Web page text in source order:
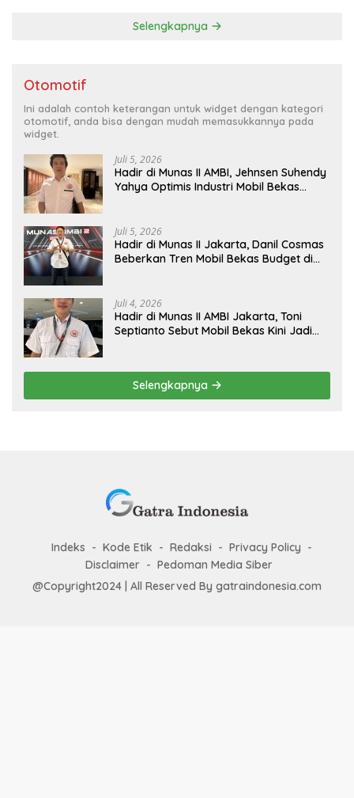
Selengkapnya
Otomotif
Ini adalah contoh keterangan untuk widget dengan kategori
otomotif, anda bisa dengan mudah memasukkannya pada
widget.
Juli 5, 2026
Hadir di Munas II AMBI, Jehnsen Suhendy
Yahya Optimis Industri Mobil Bekas
Juli 5, 2026
Hadir di Munas II Jakarta, Danil Cosmas
Beberkan Tren Mobil Bekas Budget di
Juli 4, 2026
Hadir di Munas II AMBI Jakarta, Toni
Septianto Sebut Mobil Bekas Kini Jadi
Selengkapnya
Indeks Kode Etik Redaksi
Privacy Policy
Disclaimer
Pedoman Media Siber
@Copyright2024 | All Reserved By gatraindonesia.com